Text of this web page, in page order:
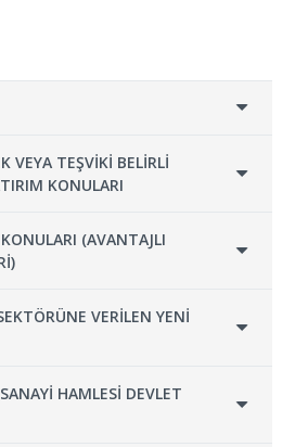
VEYA TEŞVİKİ BELİRLİ
KONULARI
(AVANTAJLI
VERİLEN YENİ
HAMLESİ DEVLET